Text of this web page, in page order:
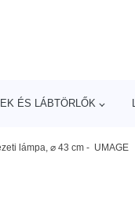
ÉS LÁBTÖRLŐK
lámpa, ⌀ 43 cm - UMAGE